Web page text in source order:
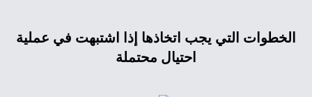
الخطوات التي يجب اتخاذها إذا اشتبهت في عملية
احتيال محتملة